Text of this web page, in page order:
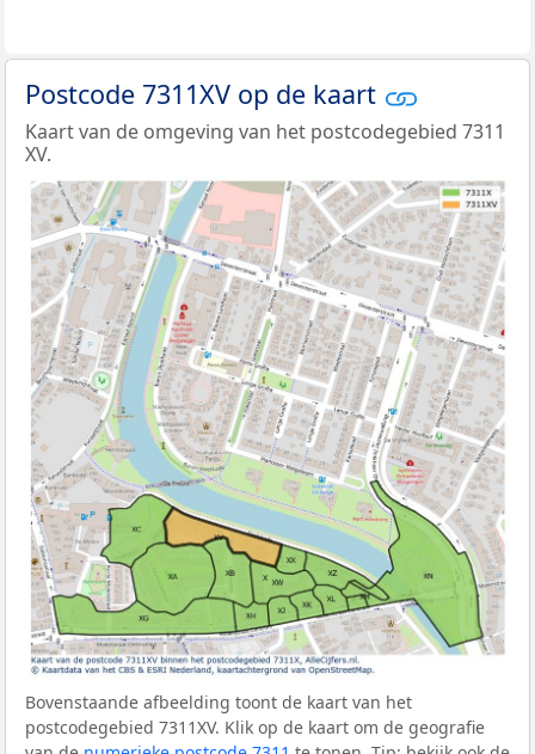
Postcode 7311XV op de kaart
Kaart van de omgeving van het postcodegebied 7311
XV.
Bovenstaande afbeelding toont de kaart van het
postcodegebied 7311XV. Klik op de kaart om de geografie